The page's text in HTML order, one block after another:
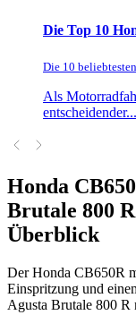
Die Top 10
Die 10
Als
entscheidender...
Honda
Brutale 800
Überblick
Der Honda CB650R
Einspritzung und
Agusta Brutale 800